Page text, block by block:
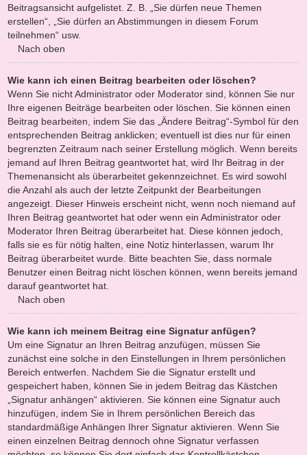
Beitragsansicht aufgelistet. Z. B. „Sie dürfen neue Themen
erstellen“, „Sie dürfen an Abstimmungen in diesem Forum
teilnehmen“ usw.
Nach oben
Wie kann ich einen Beitrag bearbeiten oder löschen?
Wenn Sie nicht Administrator oder Moderator sind, können Sie nur
Ihre eigenen Beiträge bearbeiten oder löschen. Sie können einen
Beitrag bearbeiten, indem Sie das „Ändere Beitrag“-Symbol für den
entsprechenden Beitrag anklicken; eventuell ist dies nur für einen
begrenzten Zeitraum nach seiner Erstellung möglich. Wenn bereits
jemand auf Ihren Beitrag geantwortet hat, wird Ihr Beitrag in der
Themenansicht als überarbeitet gekennzeichnet. Es wird sowohl
die Anzahl als auch der letzte Zeitpunkt der Bearbeitungen
angezeigt. Dieser Hinweis erscheint nicht, wenn noch niemand auf
Ihren Beitrag geantwortet hat oder wenn ein Administrator oder
Moderator Ihren Beitrag überarbeitet hat. Diese können jedoch,
falls sie es für nötig halten, eine Notiz hinterlassen, warum Ihr
Beitrag überarbeitet wurde. Bitte beachten Sie, dass normale
Benutzer einen Beitrag nicht löschen können, wenn bereits jemand
darauf geantwortet hat.
Nach oben
Wie kann ich meinem Beitrag eine Signatur anfügen?
Um eine Signatur an Ihren Beitrag anzufügen, müssen Sie
zunächst eine solche in den Einstellungen in Ihrem persönlichen
Bereich entwerfen. Nachdem Sie die Signatur erstellt und
gespeichert haben, können Sie in jedem Beitrag das Kästchen
„Signatur anhängen“ aktivieren. Sie können eine Signatur auch
hinzufügen, indem Sie in Ihrem persönlichen Bereich das
standardmäßige Anhängen Ihrer Signatur aktivieren. Wenn Sie
einen einzelnen Beitrag dennoch ohne Signatur verfassen